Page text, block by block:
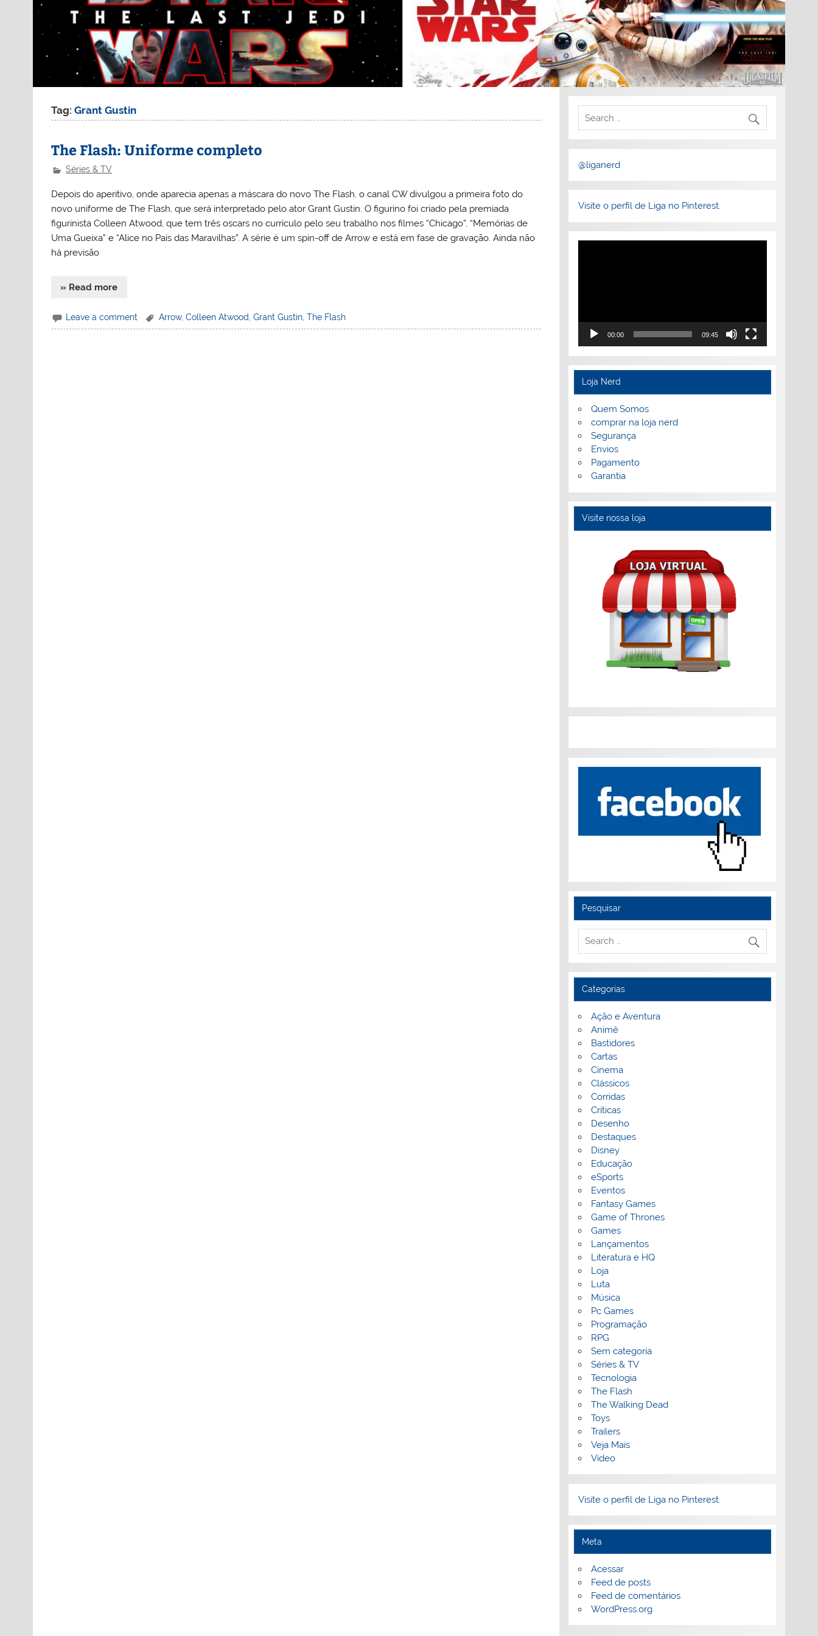
Tag:Grant Gustin
The Flash: Uniforme completo
Séries & TV
Depois do aperitivo, onde aparecia apenas a máscara do novo The Flash, o canal CW divulgou a primeira foto do
novo uniforme de The Flash, que será interpretado pelo ator Grant Gustin. O figurino foi criado pela premiada
figurinista Colleen Atwood, que tem três oscars no currículo pelo seu trabalho nos filmes “Chicago”, “Memórias de
Uma Gueixa” e “Alice no País das Maravilhas”. A série é um spin-off de Arrow e está em fase de gravação. Ainda não
há previsão
» Read more
Leave a comment Arrow, Colleen Atwood Grant Gustin, The Flash
@liganerd
Visite o perfil de Liga no Pinterest.
Tocador
00:00 09:45
Loja Nerd
Quem Somos
comprar na loja nerd
Segurança
Envios
Pagamento
Garantia
Visite nossa loja
Pesquisar
Categorias
Ação e Aventura
Animê
Bastidores
Cartas
Cinema
Clássicos
Corridas
Críticas
Desenho
Destaques
Disney
Educação
eSports
Eventos
Fantasy Games
Game of Thrones
Games
Lançamentos
Literatura e HQ
Loja
Luta
Música
Pc Games
Programação
RPG
Sem categoria
Séries & TV
Tecnologia
The Flash
The Walking Dead
Toys
Trailers
Veja Mais
Vídeo
Visite o perfil de Liga no Pinterest.
Meta
Acessar
Feed de posts
Feed de comentários
WordPress.org